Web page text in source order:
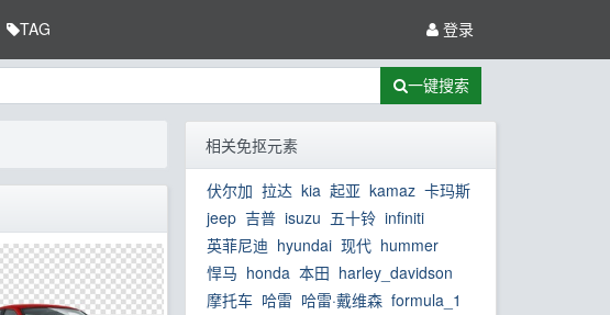
TAG 登录
一键搜索
相关免抠元素
伏尔加 拉达 kia 起亚 kamaz 卡玛斯
jeep 吉普 isuzu 五十铃 infiniti
英菲尼迪 hyundai 现代 hummer
悍马 honda 本田 harley_davidson
摩托车 哈雷 哈雷·戴维森 formula_1